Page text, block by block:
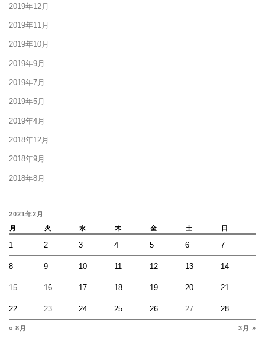
2019年12月
2019年11月
2019年10月
2019年9月
2019年7月
2019年5月
2019年4月
2018年12月
2018年9月
2018年8月
2021年2月
月
火 水 木 金 土 日
« 8月 3月 »
1 2 3 4 5 6 7
8 9 10 11 12 13 14
15 16 17 18 19 20 21
22 23 24 25 26 27 28